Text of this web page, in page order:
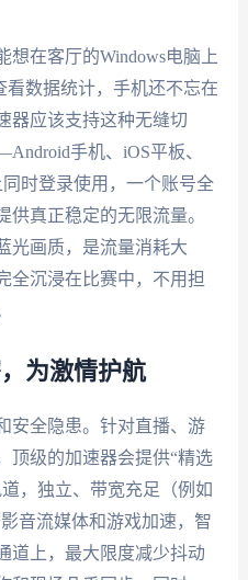
想在客厅的Windows电脑上
看数据统计，手机还不忘在
器应该支持这种无缝切
手机、iOS平板、
时登录使用，一个账号全
真正稳定的无限流量。
光画质，是流量消耗大
全沉浸在比赛中，不用担
为激情护航
安全隐患。针对直播、游
顶级的加速器会提供“精选
，独立、带宽充足（例如
音流媒体和游戏加速，智
道上，最大限度减少抖动